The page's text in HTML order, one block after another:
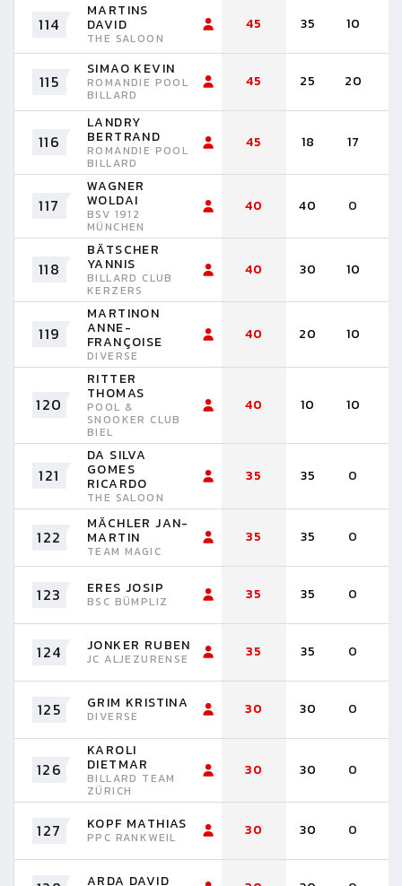
114
MARTINS
DAVID
THE SALOON
45 35 10
115
SIMAO KEVIN
ROMANDIE POOL
BILLARD
45 25 20
116
LANDRY
BERTRAND
ROMANDIE POOL
BILLARD
45 18 17
117
WAGNER
WOLDAI
BSV 1912
MÜNCHEN
40 40 0
118
BÄTSCHER
YANNIS
BILLARD CLUB
KERZERS
40 30 10
119
MARTINON
ANNE-
FRANÇOISE
DIVERSE
40 20 10
120
RITTER
THOMAS
POOL &
SNOOKER CLUB
BIEL
40 10 10
121
DA SILVA
GOMES
RICARDO
THE SALOON
35 35 0
122
MÄCHLER JAN-
MARTIN
TEAM MAGIC
35 35 0
123 ERES JOSIP
BSC BÜMPLIZ 35 35 0
124 JONKER RUBEN
JC ALJEZURENSE 35 35 0
125 GRIM KRISTINA
DIVERSE 30 30 0
126
KAROLI
DIETMAR
BILLARD TEAM
ZÜRICH
30 30 0
127 KOPF MATHIAS
PPC RANKWEIL 30 30 0
ARDA DAVID